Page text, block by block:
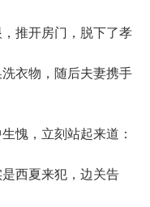
推开房门，脱下了孝
衣物，随后夫妻携手
，立刻站起来道：
西夏来犯，边关告